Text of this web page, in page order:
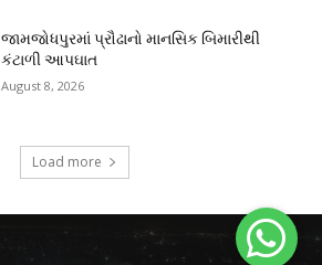
જામજોધપુરમાં પ્રૌઢાનો માનસિક બિમારીથી
કંટાળી આપઘાત
August 8, 2026
Load more